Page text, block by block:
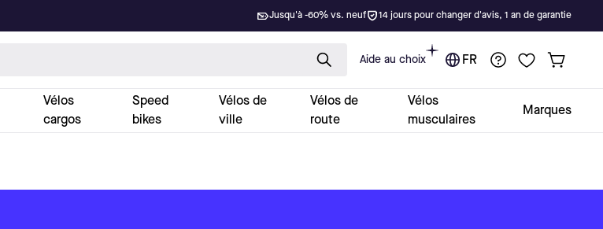
Jusqu'à -60% vs. neuf 14 jours pour changer d'avis, 1 an de garantie
Aide au choix FR
Vélos
cargos
Speed
bikes
Vélos de
ville
Vélos de
route
Vélos
musculaires
Marques